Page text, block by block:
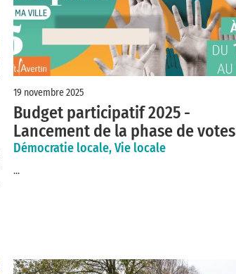
19 novembre 2025
Budget participatif 2025 -
Lancement de la phase de votes
Démocratie locale, Vie locale
...